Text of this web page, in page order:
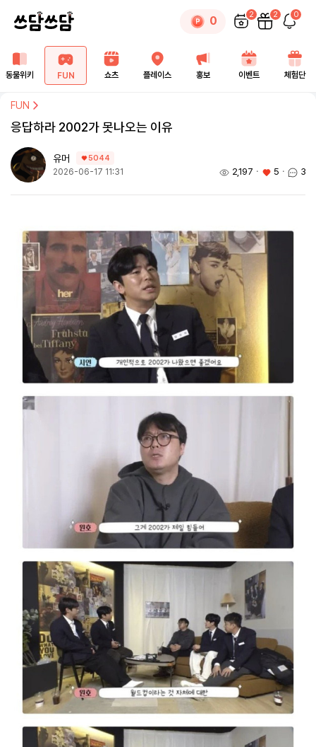
0 2 2 0
동물위키 FUN 쇼츠 플레이스 홍보 이벤트 체험단
FUN
응답하라 2002가 못나오는 이유
유머 5044
2026-06-17 11:31 2,197 ㆍ 5 ㆍ 3